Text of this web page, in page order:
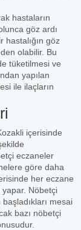
hastaların
göz ardı
göz
olabilir. Bu
tüketilmesi ve
yapılan
ile ilaçların
içerisinde
eczaneler
göre daha
her eczane
Nöbetçi
mesai
bazı nöbetçi